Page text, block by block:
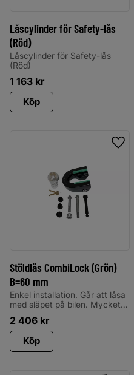
Låscylinder för Safety-lås
(Röd)
Låscylinder för Safety-lås
(Röd)
1 163 kr
Köp
Stöldlås CombiLock (Grön)
B=60 mm
Enkel installation. Går att låsa
med släpet på bilen. Mycket
godkänt av
stöldskyddsföreningen och
alla försäkringsbolag.
2 406 kr
Köp